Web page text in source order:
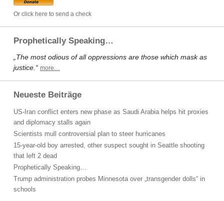
Or click here to send a check
Prophetically Speaking…
„The most odious of all oppressions are those which mask as
justice.“ more…
Neueste Beiträge
US-Iran conflict enters new phase as Saudi Arabia helps hit proxies
and diplomacy stalls again
Scientists mull controversial plan to steer hurricanes
15-year-old boy arrested, other suspect sought in Seattle shooting
that left 2 dead
Prophetically Speaking…
Trump administration probes Minnesota over „transgender dolls“ in
schools